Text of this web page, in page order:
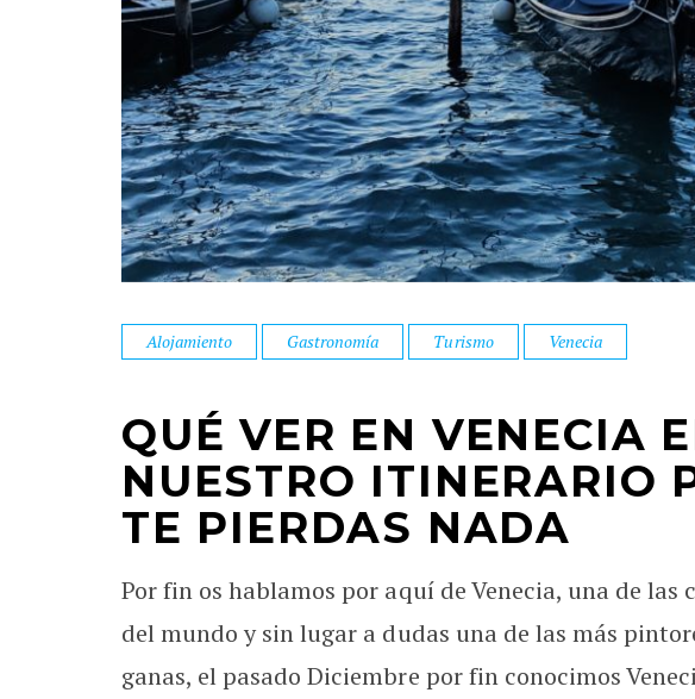
Alojamiento Gastronomía Turismo Venecia
QUÉ VER EN VENECIA
NUESTRO ITINERARIO
TE PIERDAS NADA
Por fin os hablamos por aquí de Venecia, una de
del mundo y sin lugar a dudas una de las más
ganas, el pasado Diciembre por fin conocimos